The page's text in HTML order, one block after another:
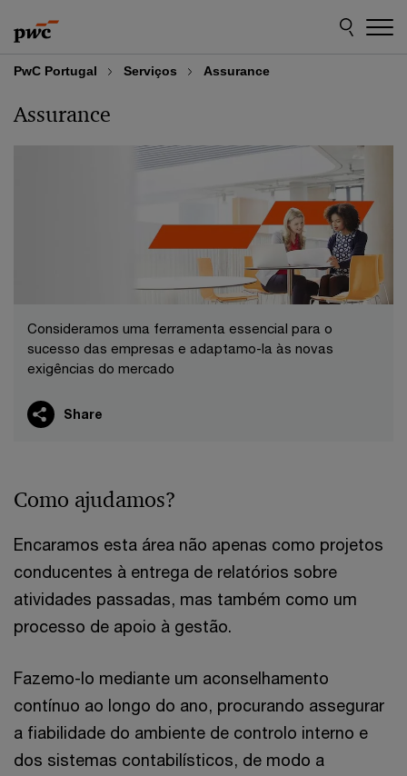
to
content
to
footer
PwC Portugal Serviços Assurance
Assurance
Consideramos uma ferramenta essencial para o
sucesso das empresas e adaptamo-la às novas
exigências do mercado
Share
Como ajudamos?
Encaramos esta área não apenas como projetos
conducentes à entrega de relatórios sobre
atividades passadas, mas também como um
processo de apoio à gestão.
Fazemo-lo mediante um aconselhamento
contínuo ao longo do ano, procurando assegurar
a fiabilidade do ambiente de controlo interno e
dos sistemas contabilísticos, de modo a